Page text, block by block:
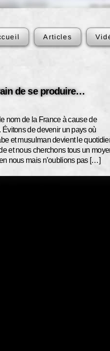
Articles
de se produire…
nom de la France à cause de
Évitons de devenir un pays où
et musulman devient le
et nous cherchons tous un
nous mais n’oublions pas […]